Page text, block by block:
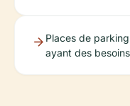
Places de
ayant des